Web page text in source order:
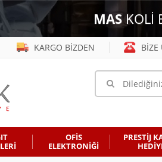
MASKOLİ
KARGO BİZDEN BİZE
OFİS
ELEKTRONİĞİ
PRESTİJ